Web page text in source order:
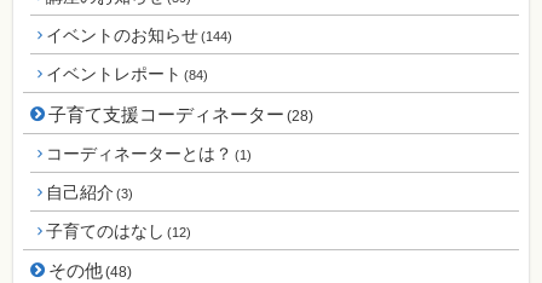
イベントのお知らせ(144)
イベントレポート (84)
子育て支援コーディネーター (28)
コーディネーターとは？ (1)
自己紹介 (3)
子育てのはなし (12)
その他(48)